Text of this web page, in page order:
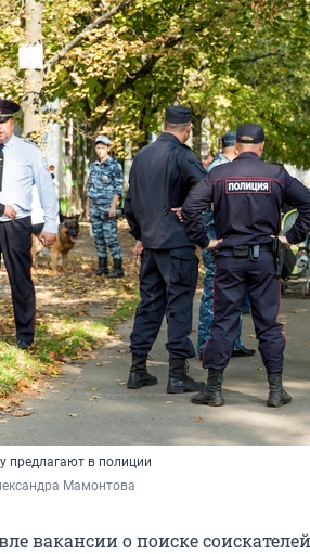
предлагают в полиции
Мамонтова
вакансии о поиске